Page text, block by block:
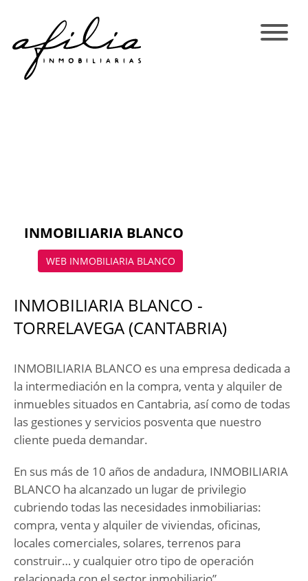
INMOBILIARIA BLANCO
WEB INMOBILIARIA BLANCO
INMOBILIARIA BLANCO -
TORRELAVEGA (CANTABRIA)
INMOBILIARIA BLANCO es una empresa dedicada a
la intermediación en la compra, venta y alquiler de
inmuebles situados en Cantabria, así como de todas
las gestiones y servicios posventa que nuestro
cliente pueda demandar.
En sus más de 10 años de andadura, INMOBILIARIA
BLANCO ha alcanzado un lugar de privilegio
cubriendo todas las necesidades inmobiliarias:
compra, venta y alquiler de viviendas, oficinas,
locales comerciales, solares, terrenos para
construir… y cualquier otro tipo de operación